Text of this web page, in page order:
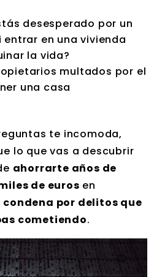
desesperado por un
en una vivienda
la vida?
multados por el
una casa
te incomoda,
lo que vas a descubrir
ahorrarte años de
de euros en
condena por delitos que
cometiendo.